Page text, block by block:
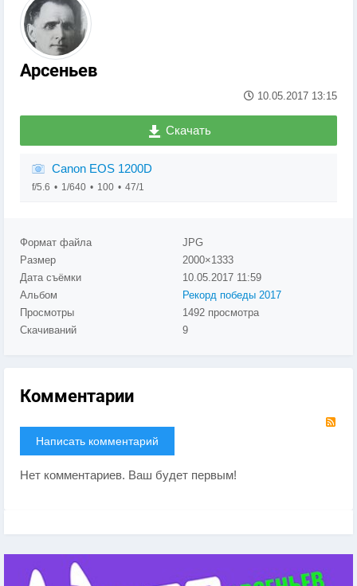
Арсеньев
10.05.2017 13:15
Скачать
Canon EOS 1200D
f/5.6 1/640 100 47/1
Формат файла
JPG
Размер
2000×1333
Дата съёмки
10.05.2017 11:59
Альбом
Рекорд победы 2017
Просмотры
1492 просмотра
Скачиваний
9
Комментарии
Написать комментарий
Нет комментариев. Ваш будет первым!